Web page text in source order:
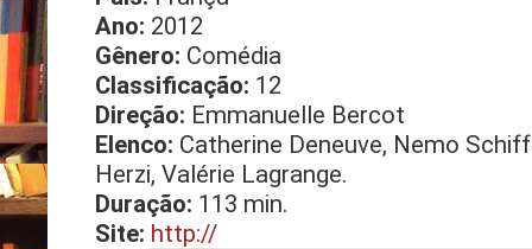
Ano: 2012
Gênero: Comédia
Classificação: 12
Direção: Emmanuelle Bercot
Elenco: Catherine Deneuve, Nemo
Herzi, Valérie Lagrange.
Duração: 113 min.
Site: http://